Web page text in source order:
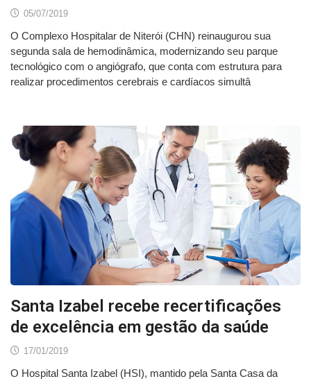
05/07/2019
O Complexo Hospitalar de Niterói (CHN) reinaugurou sua
segunda sala de hemodinâmica, modernizando seu parque
tecnológico com o angiógrafo, que conta com estrutura para
realizar procedimentos cerebrais e cardíacos simultâ
Santa Izabel recebe recertificações
de excelência em gestão da saúde
17/01/2019
O Hospital Santa Izabel (HSI), mantido pela Santa Casa da